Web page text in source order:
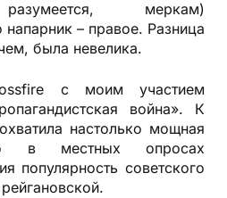
меркам)
– правое. Разница
была невелика.
с моим участием
война». К
настолько мощная
в местных опросах
популярность советского